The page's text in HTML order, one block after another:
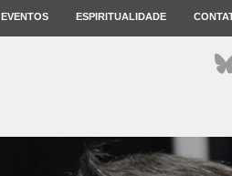
EVENTOS ESPIRITUALIDADE